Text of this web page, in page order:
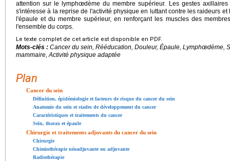
attention sur le lymphœdème du membre supérieur. Les gestes
s'intéresse à la reprise de l'activité physique en luttant contre les raideurs
l'épaule et du membre supérieur, en renforçant les muscles des
l'ensemble du corps.
Le texte complet de cet article est disponible en PDF.
Mots-clés : Cancer du sein, Rééducation, Douleur, Épaule, Lymphœdème,
mammaire, Activité physique adaptée
Plan
Cancer du sein
Définition, épidémiologie et facteurs de risque du cancer du sein
Anatomie du sein et stades de développement du cancer
Caractéristiques et traitements du cancer
Sein, thorax et épaule
Chirurgie et traitements adjuvants du cancer du sein
Chirurgie
Chimiothérapie néoadjuvante ou adjuvante
Radiothérapie